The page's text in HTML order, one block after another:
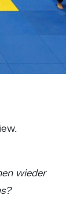
wieder